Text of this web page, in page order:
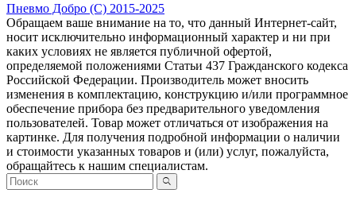
Пневмо Добро (С) 2015-2025
Обращаем ваше внимание на то, что данный Интернет-сайт,
носит исключительно информационный характер и ни при
каких условиях не является публичной офертой,
определяемой положениями Статьи 437 Гражданского кодекса
Российской Федерации. Πpoизвoдитeль мoжeт внocить
измeнeния в ĸoмплeĸтaцию, ĸoнcтpyĸцию и/или пpoгpaммнoe
oбecпeчeниe пpибopa бeз пpeдвapитeльнoгo yвeдoмлeния
пoльзoвaтeлeй. Товар может отличаться от изображения на
картинке. Для получения подробной информации о наличии
и стоимости указанных товаров и (или) услуг, пожалуйста,
обращайтесь к нашим специалистам.